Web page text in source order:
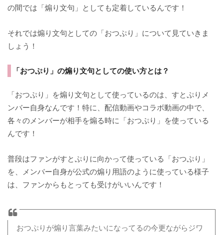
の間では「煽り文句」としても定着しているんです！
それでは煽り文句としての「おつぷり」について見ていきま
しょう！
「おつぷり」の煽り文句としての使い方とは？
「おつぷり」を煽り文句として使っているのは、すとぷりメ
ンバー自身なんです！特に、配信動画やコラボ動画の中で、
各々のメンバーが相手を煽る時に「おつぷり」を使っている
んです！
普段はファンがすとぷりに向かって使っている「おつぷり」
を、メンバー自身が公式の煽り用語のように使っている様子
は、ファンからもとっても受けがいいんです！
おつぷりが煽り言葉みたいになってるの今更ながらジワ